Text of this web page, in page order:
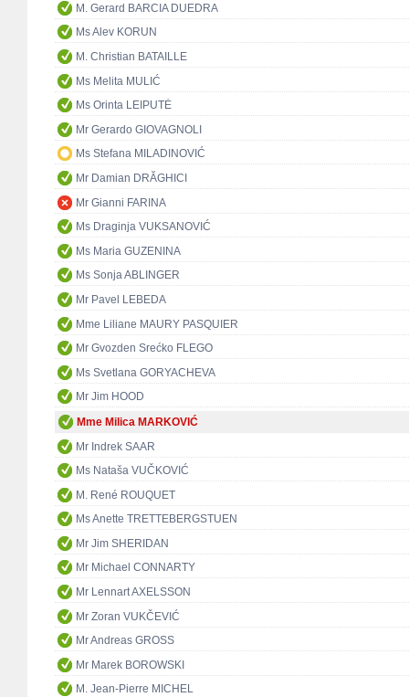
M. Gerard BARCIA DUEDRA
Ms Alev KORUN
M. Christian BATAILLE
Ms Melita MULIĆ
Ms Orinta LEIPUTĖ
Mr Gerardo GIOVAGNOLI
Ms Stefana MILADINOVIĆ
Mr Damian DRĂGHICI
Mr Gianni FARINA
Ms Draginja VUKSANOVIĆ
Ms Maria GUZENINA
Ms Sonja ABLINGER
Mr Pavel LEBEDA
Mme Liliane MAURY PASQUIER
Mr Gvozden Srećko FLEGO
Ms Svetlana GORYACHEVA
Mr Jim HOOD
Mme Milica MARKOVIĆ
Mr Indrek SAAR
Ms Nataša VUČKOVIĆ
M. René ROUQUET
Ms Anette TRETTEBERGSTUEN
Mr Jim SHERIDAN
Mr Michael CONNARTY
Mr Lennart AXELSSON
Mr Zoran VUKČEVIĆ
Mr Andreas GROSS
Mr Marek BOROWSKI
M. Jean-Pierre MICHEL